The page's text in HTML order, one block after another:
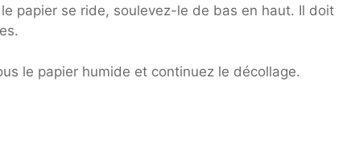
papier se ride, soulevez-le de bas en haut. Il doit
le papier humide et continuez le décollage.